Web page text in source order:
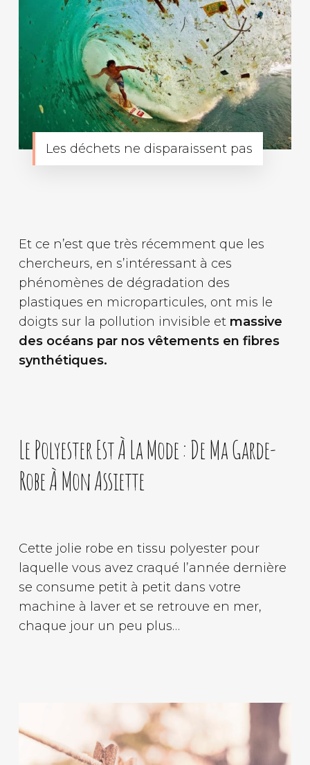
Les déchets ne disparaissent pas
Et ce n’est que très récemment que les
chercheurs, en s’intéressant à ces
phénomènes de dégradation des
plastiques en microparticules, ont mis le
doigts sur la pollution invisible et massive
des océans par nos vêtements en fibres
synthétiques.
Le Polyester Est À La Mode : De Ma Garde-
Robe À Mon Assiette
Cette jolie robe en tissu polyester pour
laquelle vous avez craqué l’année dernière
se consume petit à petit dans votre
machine à laver et se retrouve en mer,
chaque jour un peu plus…